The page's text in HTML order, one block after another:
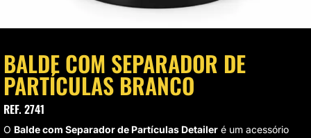
MODULARES
DE FAROL
BALDE COM SEPARADOR DE
PARTÍCULAS BRANCO
REF. 2741
O Balde com Separador de Partículas Detailer é um acessório